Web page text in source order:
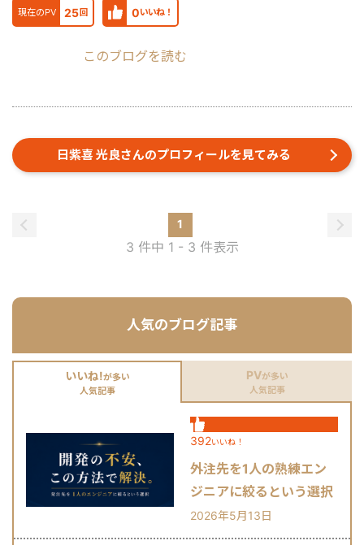
人気のブログ記事
いいね!が多い
人気記事
PVが多い
人気記事
392いいね！
外注先を1人の熟練エン
ジニアに絞るという選択
肢
2026年5月13日
現在のPV 25 回 0いいね！
このブログを読む
日紫喜 光良さんのプロフィールを見てみる
1
3 件中 1 - 3 件表示